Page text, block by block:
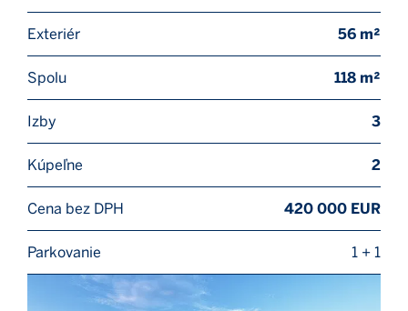
Exteriér 56 m²
Spolu 118 m²
Izby 3
Kúpeľne 2
Cena bez DPH 420 000 EUR
Parkovanie 1 + 1